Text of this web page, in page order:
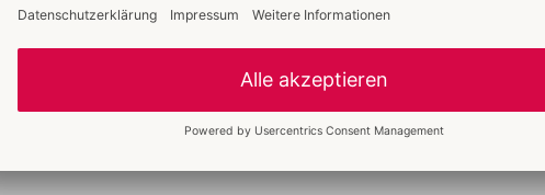
UVP: 149,00 €
54034560000
UVP: 119,99 €